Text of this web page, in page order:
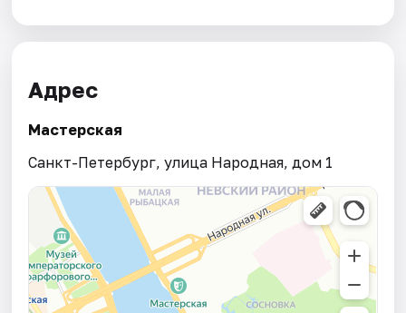
Адрес
Мастерская
Санкт-Петербург, улица Народная, дом 1